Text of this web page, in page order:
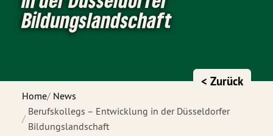
Bildungslandschaft
Home News
Berufskollegs – Entwicklung in der Düsseldorfer
Bildungslandschaft
< Zurück